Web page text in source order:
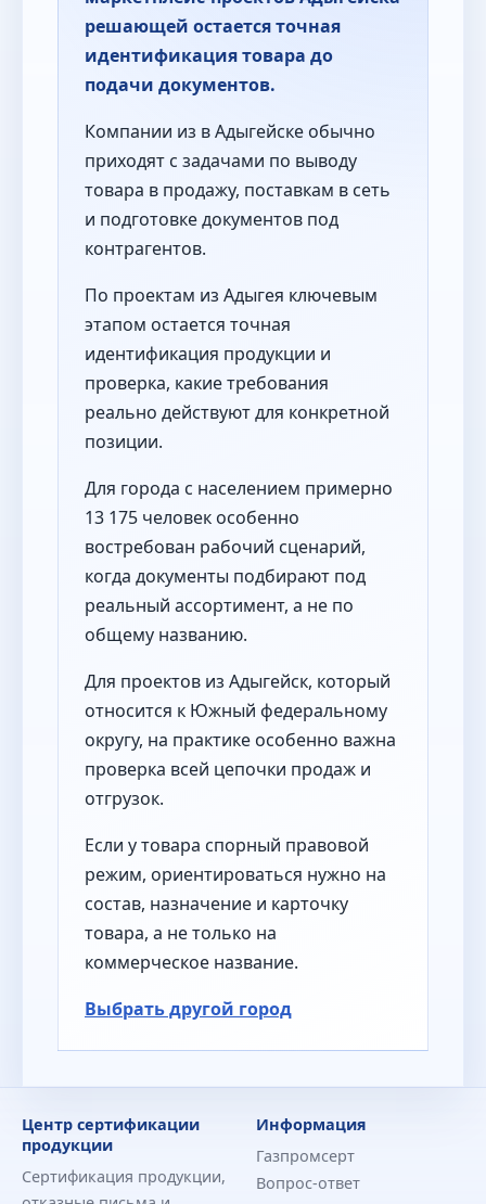
решающей остается точная
идентификация товара до
подачи документов.
Компании из в Адыгейске обычно
приходят с задачами по выводу
товара в продажу, поставкам в сеть
и подготовке документов под
контрагентов.
По проектам из Адыгея ключевым
этапом остается точная
идентификация продукции и
проверка, какие требования
реально действуют для конкретной
позиции.
Для города с населением примерно
13 175 человек особенно
востребован рабочий сценарий,
когда документы подбирают под
реальный ассортимент, а не по
общему названию.
Для проектов из Адыгейск, который
относится к Южный федеральному
округу, на практике особенно важна
проверка всей цепочки продаж и
отгрузок.
Если у товара спорный правовой
режим, ориентироваться нужно на
состав, назначение и карточку
товара, а не только на
коммерческое название.
Выбрать другой город
Центр сертификации
продукции
Сертификация продукции,
Информация
Газпромсерт
Вопрос-ответ